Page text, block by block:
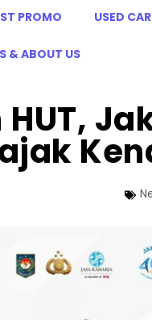
PROMO USED CAR
& ABOUT US
HUT,